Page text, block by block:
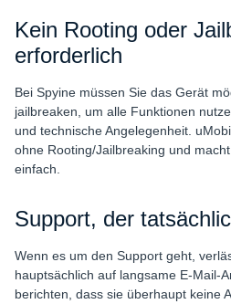
Kein Rooting oder
erforderlich
Bei Spyine müssen Sie das Gerät
jailbreaken, um alle Funktionen
und technische Angelegenheit.
ohne Rooting/Jailbreaking und
einfach.
Support, der
Wenn es um den Support geht,
hauptsächlich auf langsame E-Mail-
berichten, dass sie überhaupt keine